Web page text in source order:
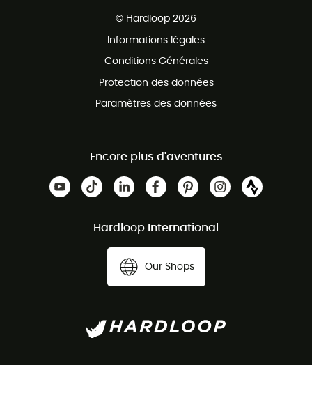
© Hardloop 2026
Informations légales
Conditions Générales
Protection des données
Paramètres des données
Encore plus d'aventures
Hardloop International
Our Shops